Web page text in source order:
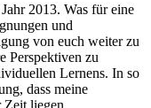
2013. Was für eine
und
von euch weiter zu
Perspektiven zu
Lernens. In so
dass meine
Zeit liegen.